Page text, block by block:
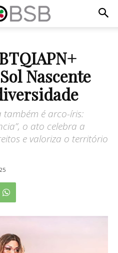
Nascente
também é arco-íris:
o ato celebra a
e valoriza o território